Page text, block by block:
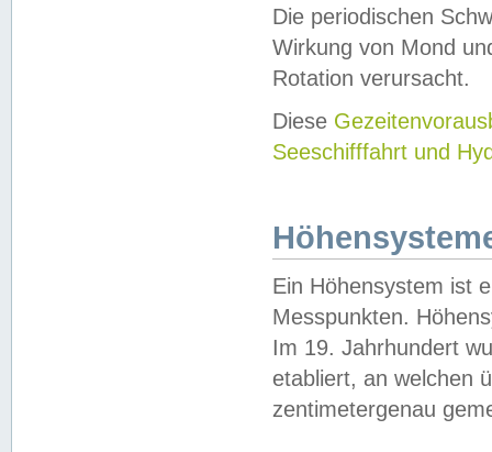
Die periodischen
Wirkung von Mond
Rotation verursacht.
Diese
Seeschifffahrt und
Ein Höhensystem ist
Messpunkten.
Im 19. Jahrhundert
etabliert, an welchen
zentimetergenau